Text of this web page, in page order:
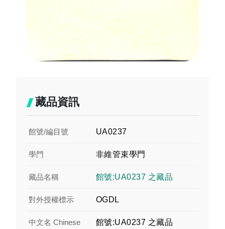
藏品資訊
館號/編目號 UA0237
學門 非維管束學門
藏品名稱 館號:UA0237 之藏品
對外授權標示 OGDL
中文名 Chinese
館號:UA0237 之藏品